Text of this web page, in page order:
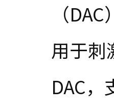
（DAC
用于刺
DAC，